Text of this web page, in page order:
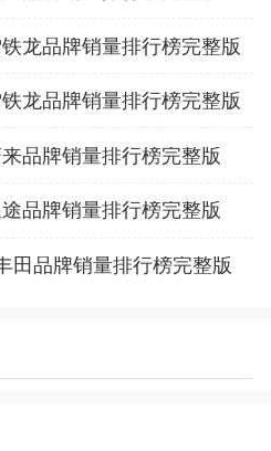
龙品牌销量排行榜完整版
龙品牌销量排行榜完整版
品牌销量排行榜完整版
品牌销量排行榜完整版
田品牌销量排行榜完整版